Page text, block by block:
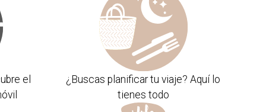
el
¿Buscas planificar tu viaje? Aquí lo
tienes todo